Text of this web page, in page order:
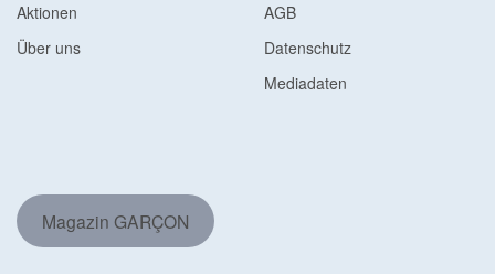
Aktionen
Über uns
AGB
Datenschutz
Mediadaten
Magazin GARÇON